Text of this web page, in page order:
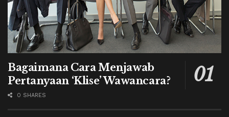
Bagaimana Cara Menjawab
Pertanyaan ‘Klise’ Wawancara?
0 SHARES